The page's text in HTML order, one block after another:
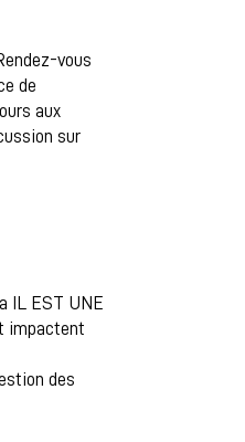
vous
de
aux
sur
IL EST UNE
impactent
des